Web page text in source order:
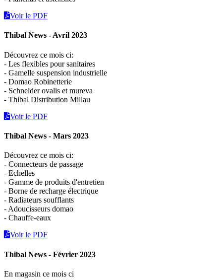
Voir le PDF
Thibal News - Avril 2023
Découvrez ce mois ci:
- Les flexibles pour sanitaires
- Gamelle suspension industrielle
- Domao Robinetterie
- Schneider ovalis et mureva
- Thibal Distribution Millau
Voir le PDF
Thibal News - Mars 2023
Découvrez ce mois ci:
- Connecteurs de passage
- Echelles
- Gamme de produits d'entretien
- Borne de recharge électrique
- Radiateurs soufflants
- Adoucisseurs domao
- Chauffe-eaux
Voir le PDF
Thibal News - Février 2023
En magasin ce mois ci